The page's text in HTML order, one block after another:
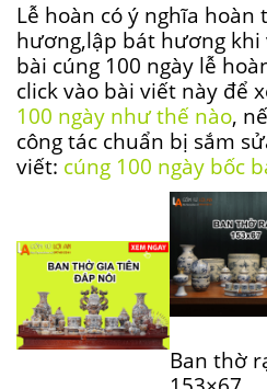
Lễ hoàn có ý nghĩa hoàn
hương,lập bát hương
bài cúng 100 ngày lễ
click vào bài viết này để
100 ngày như thế nào,
công tác chuẩn bị sắm
viết: cúng 100 ngày bốc
Ban thờ